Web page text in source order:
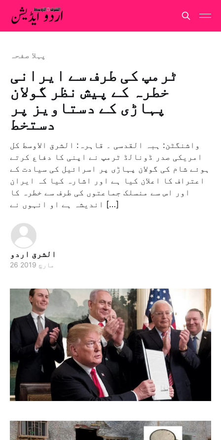
پہلا صفحہ
ٹرمپ کی طرف سے ایرانی
خطرہ کے پیش نظر گولان
پہاڑی کے دستاویز پر
دستخط
واشنگٹن: ہبہ القدسی ۔ قاہرہ: الشرق الاوسط کل
امریکی صدر ڈونالڈ ٹرمپ نے اپنی کا دفاع کرتے
ہوئے شام کی گولان پہاڑی پر اسرائیل کی سیادت کے
اعتراف کا اعلان کیا ہے اور اشارہ کیا کہ ایران
اور اس سے منسلک جماعتوں کی طرف سے خطرہ کا
اندیشہ ہے او انہوں نے […]
الشرق اردو
26 مارچ 2019